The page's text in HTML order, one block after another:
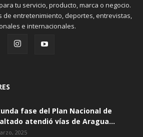
tu servicio, producto, marca o negocio.
de entretenimiento, deportes, entrevistas,
e internacionales.
fase del Plan Nacional de
atendió vías de Aragua...
2025